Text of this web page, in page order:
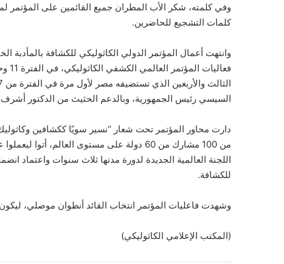
وفي كلمته، شكر الأب المطران جميع القائمين على المؤتمر
كلمات التشجيع للحاضرين.
وانتهت أعمال المؤتمر الدولي الكاثوليكي للكشافة بالمأدبة
السيسي رئيس الجمهورية، وبالدعم الحثيث من الدكتور
دارت محاور المؤتمر تحت شعار “نسير سويًا ككشافين
اللجنة العالمية الجديدة لدورة مدتها ثلاث سنوات واعتماد
للكشافة.
وشهدت فاعليات المؤتمر انتخاب القائد أنطوان موصلي، ليكون
(المكتب الإعلامي الكاثوليكي)